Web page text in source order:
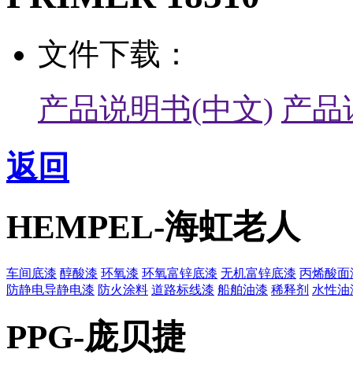
文件下载：
产品说明书(中文) 产品
返回
HEMPEL-海虹老人
车间底漆 醇酸漆 环氧漆 环氧富锌底漆 无机富锌底漆 丙烯酸面
防静电导静电漆 防火涂料 道路标线漆 船舶油漆 稀释剂 水性油
PPG-庞贝捷